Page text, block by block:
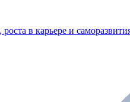
в карьере и